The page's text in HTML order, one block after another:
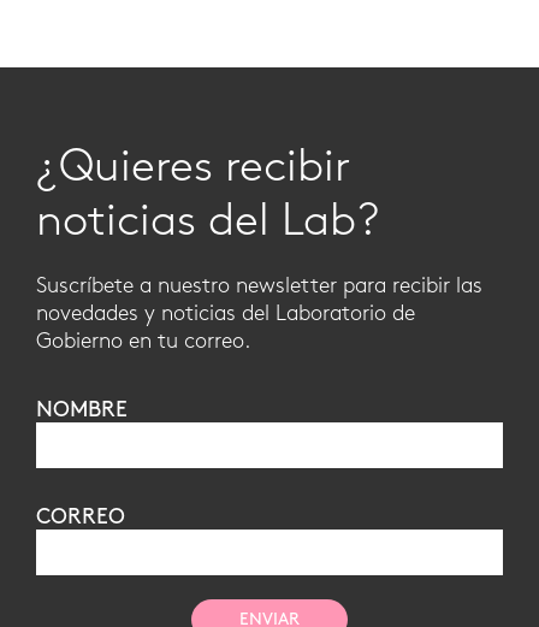
¿Quieres recibir
noticias del Lab?
Suscríbete a nuestro newsletter para recibir las
novedades y noticias del Laboratorio de
Gobierno en tu correo.
NOMBRE
CORREO